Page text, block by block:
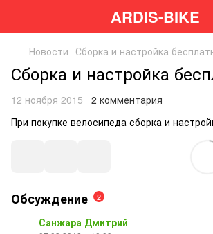
ARDIS-BIKE
Новости Сборка и настройка
Сборка и настройка
12 ноября 2015
2 комментария
При покупке велосипеда сборка и
Обсуждение 2
Санжара Дмитрий